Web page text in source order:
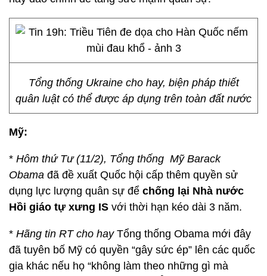
Tổng thống Ukraine cho hay, biện pháp thiết
quân luật có thể được áp dụng trên toàn đất nước
Mỹ:
* Hôm thứ Tư (11/2), Tổng thống Mỹ Barack
Obama đã đề xuất Quốc hội cấp thêm quyền sử
dụng lực lượng quân sự để chống lại Nhà nước
Hồi giáo tự xưng IS với thời hạn kéo dài 3 năm.
* Hãng tin RT cho hayTổng thống Obama mới đây
đã tuyên bố Mỹ có quyền “gây sức ép” lên các quốc
gia khác nếu họ “không làm theo những gì mà